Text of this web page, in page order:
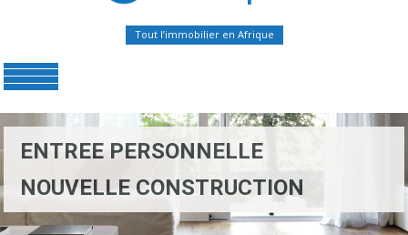
Tout l’immobilier en Afrique
ENTREE PERSONNELLE
NOUVELLE CONSTRUCTION